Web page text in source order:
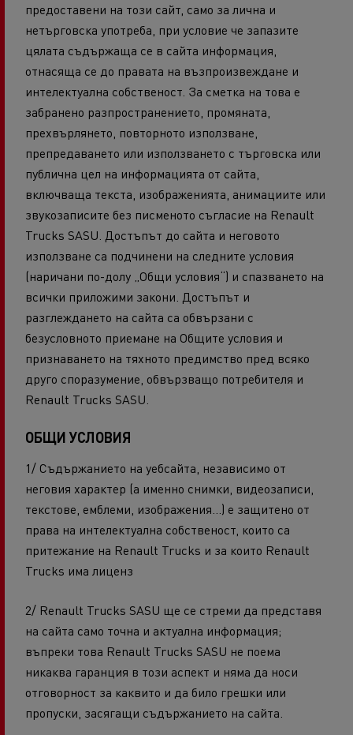
предоставени на този сайт, само за лична и
нетърговска употреба, при условие че запазите
цялата съдържаща се в сайта информация,
отнасяща се до правата на възпроизвеждане и
интелектуална собственост. За сметка на това е
забранено разпространението, промяната,
прехвърлянето, повторното използване,
препредаването или използването с търговска или
публична цел на информацията от сайта,
включваща текста, изображенията, анимациите или
звукозаписите без писменото съгласие на Renault
Trucks SASU. Достъпът до сайта и неговото
използване са подчинени на следните условия
(наричани по-долу „Общи условия“) и спазването на
всички приложими закони. Достъпът и
разглеждането на сайта са обвързани с
безусловното приемане на Общите условия и
признаването на тяхното предимство пред всяко
друго споразумение, обвързващо потребителя и
Renault Trucks SASU.
ОБЩИ УСЛОВИЯ
1/ Съдържанието на уебсайта, независимо от
неговия характер (а именно снимки, видеозаписи,
текстове, емблеми, изображения…) е защитено от
права на интелектуална собственост, които са
притежание на Renault Trucks и за които Renault
Trucks има лиценз
2/ Renault Trucks SASU ще се стреми да представя
на сайта само точна и актуална информация;
въпреки това Renault Trucks SASU не поема
никаква гаранция в този аспект и няма да носи
отговорност за каквито и да било грешки или
пропуски, засягащи съдържанието на сайта.